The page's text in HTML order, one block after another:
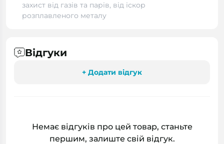
захист від газів та парів, від іскор
розплавленого металу
Відгуки
+ Додати відгук
Немає відгуків про цей товар, станьте
першим, залиште свій відгук.